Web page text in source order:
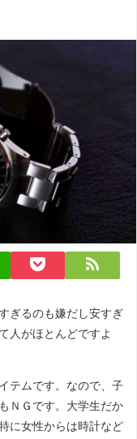
ぎるのも嫌だし安すぎ
人がほとんどですよ
テムです。なので、子
ＮＧです。大学生だか
に女性からは時計など